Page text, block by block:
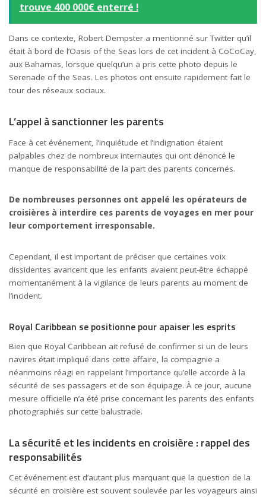
trouve 400 000€ enterré !
Dans ce contexte, Robert Dempster a mentionné sur Twitter qu’il
était à bord de l’Oasis of the Seas lors de cet incident à CoCoCay,
aux Bahamas, lorsque quelqu’un a pris cette photo depuis le
Serenade of the Seas. Les photos ont ensuite rapidement fait le
tour des réseaux sociaux.
L’appel à sanctionner les parents
Face à cet événement, l’inquiétude et l’indignation étaient
palpables chez de nombreux internautes qui ont dénoncé le
manque de responsabilité de la part des parents concernés.
De nombreuses personnes ont appelé les opérateurs de
croisières à interdire ces parents de voyages en mer pour
leur comportement irresponsable.
Cependant, il est important de préciser que certaines voix
dissidentes avancent que les enfants avaient peut-être échappé
momentanément à la vigilance de leurs parents au moment de
l’incident.
Royal Caribbean se positionne pour apaiser les esprits
Bien que Royal Caribbean ait refusé de confirmer si un de leurs
navires était impliqué dans cette affaire, la compagnie a
néanmoins réagi en rappelant l’importance qu’elle accorde à la
sécurité de ses passagers et de son équipage. À ce jour, aucune
mesure officielle n’a été prise concernant les parents des enfants
photographiés sur cette balustrade.
La sécurité et les incidents en croisière : rappel des
responsabilités
Cet événement est d’autant plus marquant que la question de la
sécurité en croisière est souvent soulevée par les voyageurs ainsi